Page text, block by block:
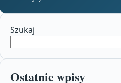
Szukaj
Ostatnie wpisy